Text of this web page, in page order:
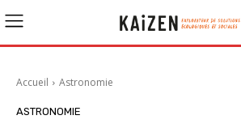
Accueil Astronomie
ASTRONOMIE